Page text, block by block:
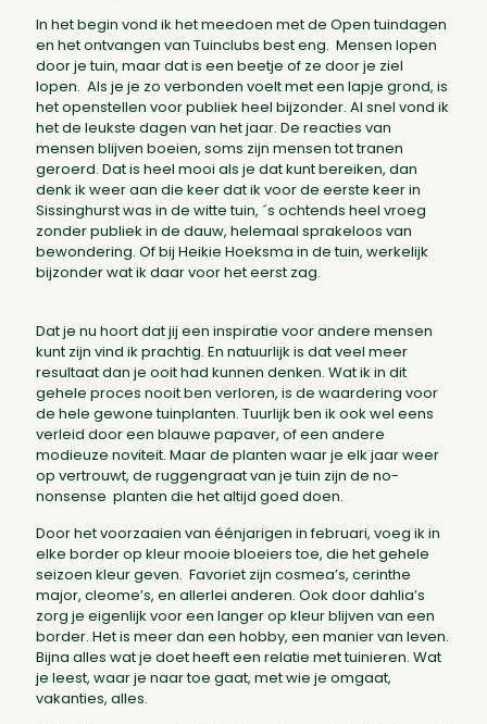
In het begin vond ik het meedoen met de Open tuindagen
en het ontvangen van Tuinclubs best eng. Mensen lopen
door je tuin, maar dat is een beetje of ze door je ziel
lopen. Als je je zo verbonden voelt met een lapje grond, is
het openstellen voor publiek heel bijzonder. Al snel vond ik
het de leukste dagen van het jaar. De reacties van
mensen blijven boeien, soms zijn mensen tot tranen
geroerd. Dat is heel mooi als je dat kunt bereiken, dan
denk ik weer aan die keer dat ik voor de eerste keer in
Sissinghurst was in de witte tuin, ´s ochtends heel vroeg
zonder publiek in de dauw, helemaal sprakeloos van
bewondering. Of bij Heikie Hoeksma in de tuin, werkelijk
bijzonder wat ik daar voor het eerst zag.
Dat je nu hoort dat jij een inspiratie voor andere mensen
kunt zijn vind ik prachtig. En natuurlijk is dat veel meer
resultaat dan je ooit had kunnen denken. Wat ik in dit
gehele proces nooit ben verloren, is de waardering voor
de hele gewone tuinplanten. Tuurlijk ben ik ook wel eens
verleid door een blauwe papaver, of een andere
modieuze noviteit. Maar de planten waar je elk jaar weer
op vertrouwt, de ruggengraat van je tuin zijn de no-
nonsense planten die het altijd goed doen.
Door het voorzaaien van éénjarigen in februari, voeg ik in
elke border op kleur mooie bloeiers toe, die het gehele
seizoen kleur geven. Favoriet zijn cosmea’s, cerinthe
major, cleome’s, en allerlei anderen. Ook door dahlia’s
zorg je eigenlijk voor een langer op kleur blijven van een
border. Het is meer dan een hobby, een manier van leven.
Bijna alles wat je doet heeft een relatie met tuinieren. Wat
je leest, waar je naar toe gaat, met wie je omgaat,
vakanties, alles.